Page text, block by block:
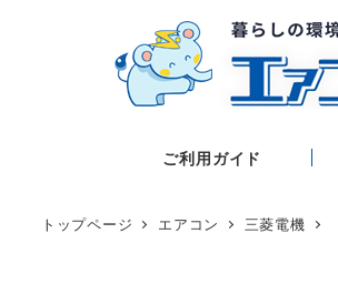
ご利用ガイド
トップページ エアコン 三菱電機